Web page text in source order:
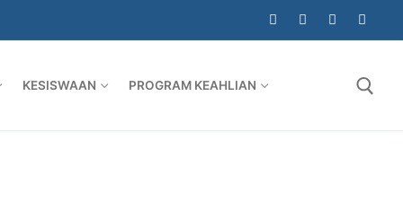
KESISWAAN PROGRAM KEAHLIAN